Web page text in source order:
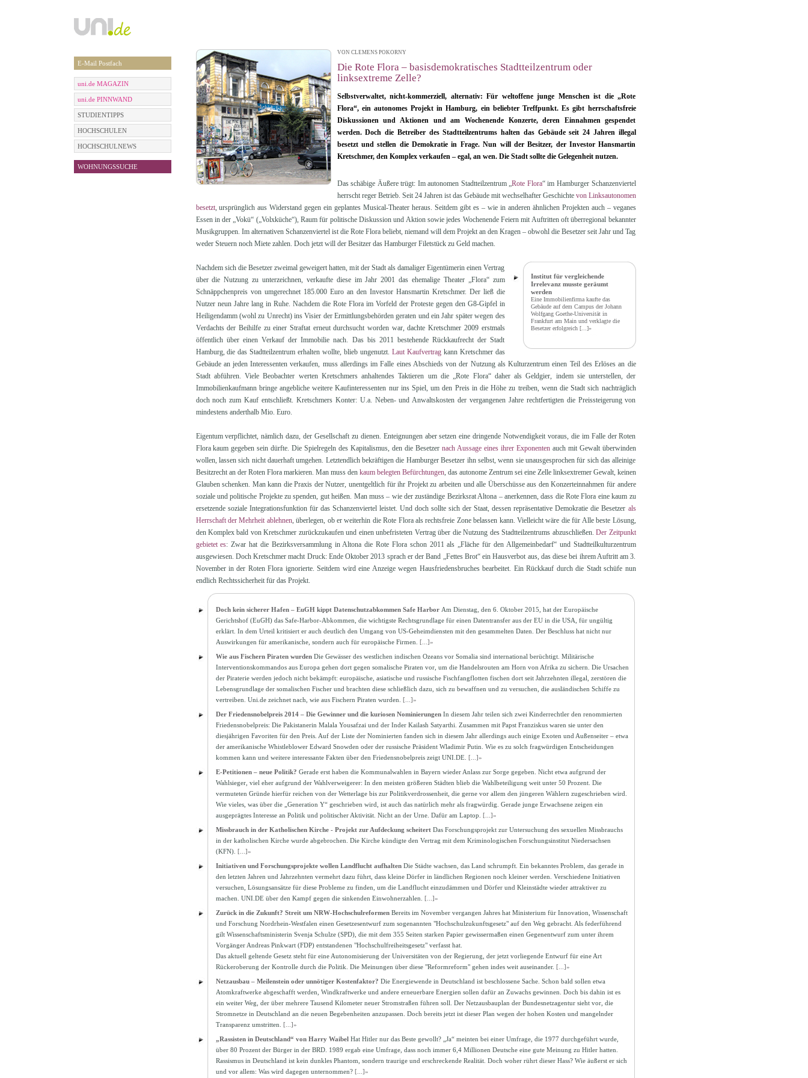
E-Mail Postfach
uni.de MAGAZIN
uni.de PINNWAND
STUDIENTIPPS
HOCHSCHULEN
HOCHSCHULNEWS
WOHNUNGSSUCHE
VON CLEMENS POKORNY
Die Rote Flora – basisdemokratisches Stadtteilzentrum oder
linksextreme Zelle?
Selbstverwaltet, nicht-kommerziell, alternativ: Für weltoffene junge Menschen ist die „Rote
Flora“, ein autonomes Projekt in Hamburg, ein beliebter Treffpunkt. Es gibt herrschaftsfreie
Diskussionen und Aktionen und am Wochenende Konzerte, deren Einnahmen gespendet
werden. Doch die Betreiber des Stadtteilzentrums halten das Gebäude seit 24 Jahren illegal
besetzt und stellen die Demokratie in Frage. Nun will der Besitzer, der Investor Hansmartin
Kretschmer, den Komplex verkaufen – egal, an wen. Die Stadt sollte die Gelegenheit nutzen.
Das schäbige Äußere trügt: Im autonomen Stadtteilzentrum „Rote Flora“ im Hamburger Schanzenviertel
herrscht reger Betrieb. Seit 24 Jahren ist das Gebäude mit wechselhafter Geschichte von Linksautonomen
besetzt, ursprünglich aus Widerstand gegen ein geplantes Musical-Theater heraus. Seitdem gibt es – wie in anderen ähnlichen Projekten auch – veganes
Essen in der „Vokü“ („Volxküche“), Raum für politische Diskussion und Aktion sowie jedes Wochenende Feiern mit Auftritten oft überregional bekannter
Musikgruppen. Im alternativen Schanzenviertel ist die Rote Flora beliebt, niemand will dem Projekt an den Kragen – obwohl die Besetzer seit Jahr und Tag
weder Steuern noch Miete zahlen. Doch jetzt will der Besitzer das Hamburger Filetstück zu Geld machen.
Institut für vergleichende
Irrelevanz musste geräumt
werden
Eine Immobilienfirma kaufte das
Gebäude auf dem Campus der Johann
Wolfgang Goethe-Universität in
Frankfurt am Main und verklagte die
Besetzer erfolgreich [...]»
Nachdem sich die Besetzer zweimal geweigert hatten, mit der Stadt als damaliger Eigentümerin einen Vertrag
über die Nutzung zu unterzeichnen, verkaufte diese im Jahr 2001 das ehemalige Theater „Flora“ zum
Schnäppchenpreis von umgerechnet 185.000 Euro an den Investor Hansmartin Kretschmer. Der ließ die
Nutzer neun Jahre lang in Ruhe. Nachdem die Rote Flora im Vorfeld der Proteste gegen den G8-Gipfel in
Heiligendamm (wohl zu Unrecht) ins Visier der Ermittlungsbehörden geraten und ein Jahr später wegen des
Verdachts der Beihilfe zu einer Straftat erneut durchsucht worden war, dachte Kretschmer 2009 erstmals
öffentlich über einen Verkauf der Immobilie nach. Das bis 2011 bestehende Rückkaufrecht der Stadt
Hamburg, die das Stadtteilzentrum erhalten wollte, blieb ungenutzt. Laut Kaufvertragkann Kretschmer das
Gebäude an jeden Interessenten verkaufen, muss allerdings im Falle eines Abschieds von der Nutzung als Kulturzentrum einen Teil des Erlöses an die
Stadt abführen. Viele Beobachter werten Kretschmers anhaltendes Taktieren um die „Rote Flora“ daher als Geldgier, indem sie unterstellen, der
Immobilienkaufmann bringe angebliche weitere Kaufinteressenten nur ins Spiel, um den Preis in die Höhe zu treiben, wenn die Stadt sich nachträglich
doch noch zum Kauf entschließt. Kretschmers Konter: U.a. Neben- und Anwaltskosten der vergangenen Jahre rechtfertigten die Preissteigerung von
mindestens anderthalb Mio. Euro.
Eigentum verpflichtet, nämlich dazu, der Gesellschaft zu dienen. Enteignungen aber setzen eine dringende Notwendigkeit voraus, die im Falle der Roten
Flora kaum gegeben sein dürfte. Die Spielregeln des Kapitalismus, den die Besetzer nach Aussage eines ihrer Exponentenauch mit Gewalt überwinden
wollen, lassen sich nicht dauerhaft umgehen. Letztendlich bekräftigen die Hamburger Besetzer ihn selbst, wenn sie unausgesprochen für sich das alleinige
Besitzrecht an der Roten Flora markieren. Man muss den kaum belegten Befürchtungen, das autonome Zentrum sei eine Zelle linksextremer Gewalt, keinen
Glauben schenken. Man kann die Praxis der Nutzer, unentgeltlich für ihr Projekt zu arbeiten und alle Überschüsse aus den Konzerteinnahmen für andere
soziale und politische Projekte zu spenden, gut heißen. Man muss – wie der zuständige Bezirksrat Altona – anerkennen, dass die Rote Flora eine kaum zu
ersetzende soziale Integrationsfunktion für das Schanzenviertel leistet. Und doch sollte sich der Staat, dessen repräsentative Demokratie die Besetzer als
Herrschaft der Mehrheit ablehnen, überlegen, ob er weiterhin die Rote Flora als rechtsfreie Zone belassen kann. Vielleicht wäre die für Alle beste Lösung,
den Komplex bald von Kretschmer zurückzukaufen und einen unbefristeten Vertrag über die Nutzung des Stadtteilzentrums abzuschließen.Der Zeitpunkt
gebietet es: Zwar hat die Bezirksversammlung in Altona die Rote Flora schon 2011 als „Fläche für den Allgemeinbedarf“ und Stadtteilkulturzentrum
ausgewiesen. Doch Kretschmer macht Druck: Ende Oktober 2013 sprach er der Band „Fettes Brot“ ein Hausverbot aus, das diese bei ihrem Auftritt am 3.
November in der Roten Flora ignorierte. Seitdem wird eine Anzeige wegen Hausfriedensbruches bearbeitet. Ein Rückkauf durch die Stadt schüfe nun
endlich Rechtssicherheit für das Projekt.
Doch kein sicherer Hafen – EuGH kippt Datenschutzabkommen Safe Harbor Am Dienstag, den 6. Oktober 2015, hat der Europäische
Gerichtshof (EuGH) das Safe-Harbor-Abkommen, die wichtigste Rechtsgrundlage für einen Datentransfer aus der EU in die USA, für ungültig
erklärt. In dem Urteil kritisiert er auch deutlich den Umgang von US-Geheimdiensten mit den gesammelten Daten. Der Beschluss hat nicht nur
Auswirkungen für amerikanische, sondern auch für europäische Firmen. [...]»
Wie aus Fischern Piraten wurden Die Gewässer des westlichen indischen Ozeans vor Somalia sind international berüchtigt. Militärische
Interventionskommandos aus Europa gehen dort gegen somalische Piraten vor, um die Handelsrouten am Horn von Afrika zu sichern. Die Ursachen
der Piraterie werden jedoch nicht bekämpft: europäische, asiatische und russische Fischfangflotten fischen dort seit Jahrzehnten illegal, zerstören die
Lebensgrundlage der somalischen Fischer und brachten diese schließlich dazu, sich zu bewaffnen und zu versuchen, die ausländischen Schiffe zu
vertreiben. Uni.de zeichnet nach, wie aus Fischern Piraten wurden. [...]»
Der Friedensnobelpreis 2014 – Die Gewinner und die kuriosen Nominierungen In diesem Jahr teilen sich zwei Kinderrechtler den renommierten
Friedensnobelpreis: Die Pakistanerin Malala Yousafzai und der Inder Kailash Satyarthi. Zusammen mit Papst Franziskus waren sie unter den
diesjährigen Favoriten für den Preis. Auf der Liste der Nominierten fanden sich in diesem Jahr allerdings auch einige Exoten und Außenseiter – etwa
der amerikanische Whistleblower Edward Snowden oder der russische Präsident Wladimir Putin. Wie es zu solch fragwürdigen Entscheidungen
kommen kann und weitere interessante Fakten über den Friedensnobelpreis zeigt UNI.DE. [...]»
E-Petitionen – neue Politik? Gerade erst haben die Kommunalwahlen in Bayern wieder Anlass zur Sorge gegeben. Nicht etwa aufgrund der
Wahlsieger, viel eher aufgrund der Wahlverweigerer: In den meisten größeren Städten blieb die Wahlbeteiligung weit unter 50 Prozent. Die
vermuteten Gründe hierfür reichen von der Wetterlage bis zur Politikverdrossenheit, die gerne vor allem den jüngeren Wählern zugeschrieben wird.
Wie vieles, was über die „Generation Y“ geschrieben wird, ist auch das natürlich mehr als fragwürdig. Gerade junge Erwachsene zeigen ein
ausgeprägtes Interesse an Politik und politischer Aktivität. Nicht an der Urne. Dafür am Laptop. [...]»
Missbrauch in der Katholischen Kirche - Projekt zur Aufdeckung scheitert Das Forschungsprojekt zur Untersuchung des sexuellen Missbrauchs
in der katholischen Kirche wurde abgebrochen. Die Kirche kündigte den Vertrag mit dem Kriminologischen Forschungsinstitut Niedersachsen
(KFN). [...]»
Initiativen und Forschungsprojekte wollen Landflucht aufhalten Die Städte wachsen, das Land schrumpft. Ein bekanntes Problem, das gerade in
den letzten Jahren und Jahrzehnten vermehrt dazu führt, dass kleine Dörfer in ländlichen Regionen noch kleiner werden. Verschiedene Initiativen
versuchen, Lösungsansätze für diese Probleme zu finden, um die Landflucht einzudämmen und Dörfer und Kleinstädte wieder attraktiver zu
machen. UNI.DE über den Kampf gegen die sinkenden Einwohnerzahlen. [...]»
Zurück in die Zukunft? Streit um NRW-Hochschulreformen Bereits im November vergangen Jahres hat Ministerium für Innovation, Wissenschaft
und Forschung Nordrhein-Westfalen einen Gesetzesentwurf zum sogenannten "Hochschulzukunftsgesetz" auf den Weg gebracht. Als federführend
gilt Wissenschaftsministerin Svenja Schulze (SPD), die mit dem 355 Seiten starken Papier gewissermaßen einen Gegenentwurf zum unter ihrem
Vorgänger Andreas Pinkwart (FDP) entstandenen "Hochschulfreiheitsgesetz" verfasst hat.
Das aktuell geltende Gesetz steht für eine Autonomisierung der Universitäten von der Regierung, der jetzt vorliegende Entwurf für eine Art
Rückeroberung der Kontrolle durch die Politik. Die Meinungen über diese "Reformreform" gehen indes weit auseinander. [...]»
Netzausbau – Meilenstein oder unnötiger Kostenfaktor? Die Energiewende in Deutschland ist beschlossene Sache. Schon bald sollen etwa
Atomkraftwerke abgeschafft werden, Windkraftwerke und andere erneuerbare Energien sollen dafür an Zuwachs gewinnen. Doch bis dahin ist es
ein weiter Weg, der über mehrere Tausend Kilometer neuer Stromstraßen führen soll. Der Netzausbauplan der Bundesnetzagentur sieht vor, die
Stromnetze in Deutschland an die neuen Begebenheiten anzupassen. Doch bereits jetzt ist dieser Plan wegen der hohen Kosten und mangelnder
Transparenz umstritten. [...]»
„Rassisten in Deutschland“ von Harry Waibel Hat Hitler nur das Beste gewollt? „Ja“ meinten bei einer Umfrage, die 1977 durchgeführt wurde,
über 80 Prozent der Bürger in der BRD. 1989 ergab eine Umfrage, dass noch immer 6,4 Millionen Deutsche eine gute Meinung zu Hitler hatten.
Rassismus in Deutschland ist kein dunkles Phantom, sondern traurige und erschreckende Realität. Doch woher rührt dieser Hass? Wie äußerst er sich
und vor allem: Was wird dagegen unternommen? [...]»